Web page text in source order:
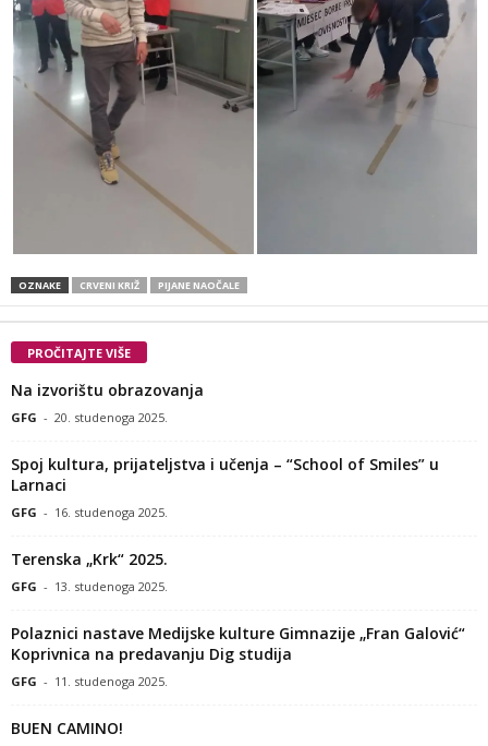
OZNAKE CRVENI KRIŽ PIJANE NAOČALE
PROČITAJTE VIŠE
Na izvorištu obrazovanja
GFG - 20. studenoga 2025.
Spoj kultura, prijateljstva i učenja – “School of Smiles” u
Larnaci
GFG - 16. studenoga 2025.
Terenska „Krk“ 2025.
GFG - 13. studenoga 2025.
Polaznici nastave Medijske kulture Gimnazije „Fran Galović“
Koprivnica na predavanju Dig studija
GFG - 11. studenoga 2025.
BUEN CAMINO!